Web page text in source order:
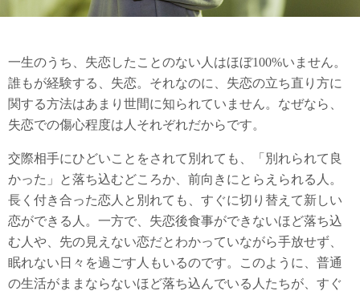
一生のうち、失恋したことのない人はほぼ100%いません。
誰もが経験する、失恋。それなのに、失恋の立ち直り方に
関する方法はあまり世間に知られていません。なぜなら、
失恋での傷心程度は人それぞれだからです。
交際相手にひどいことをされて別れても、「別れられて良
かった」と落ち込むどころか、前向きにとらえられる人。
長く付き合った恋人と別れても、すぐに切り替えて新しい
恋ができる人。一方で、失恋後食事ができないほど落ち込
む人や、先の見えない恋だとわかっていながら手放せず、
眠れない日々を過ごす人もいるのです。このように、普通
の生活がままならないほど落ち込んでいる人たちが、すぐ